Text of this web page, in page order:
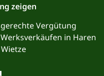
zeigen
Vergütung
in Haren